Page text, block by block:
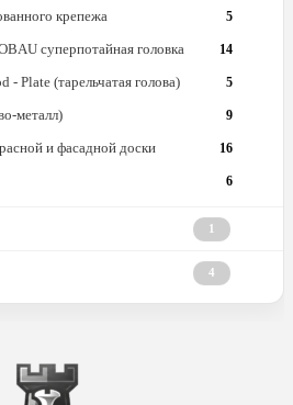
крепежа 5
суперпотайная головка 14
Plate (тарельчатая голова) 5
металл) 9
и фасадной доски 16
6
1
4